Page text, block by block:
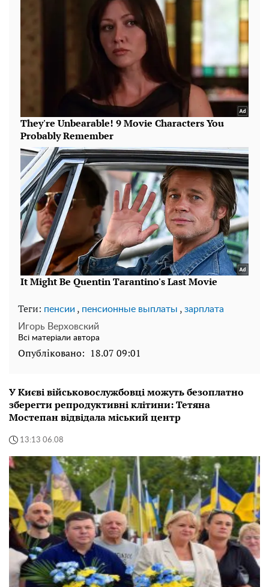
Теги: пенсии , пенсионные выплаты , зарплата
Игорь Верховский
Всі матеріали автора
Опубліковано: 18.07 09:01
У Києві військовослужбовці можуть безоплатно
зберегти репродуктивні клітини: Тетяна
Мостепан відвідала міський центр
13:13 06.08